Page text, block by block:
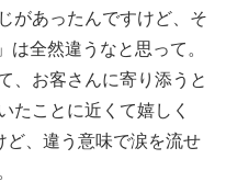
があったんですけど、そ
全然違うなと思って。
、お客さんに寄り添うと
たことに近くて嬉しく
ど、違う意味で涙を流せ